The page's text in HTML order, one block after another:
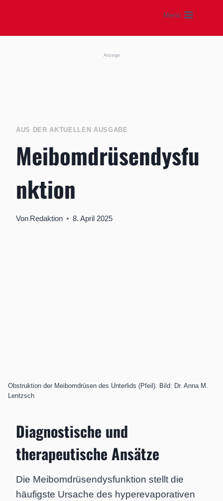
springen
Menü
Anzeige
AUS DER AKTUELLEN AUSGABE
Meibomdrüsendysfu
nktion
Von Redaktion 8. April 2025
Obstruktion der Meibomdrüsen des Unterlids (Pfeil). Bild: Dr. Anna M.
Lentzsch
Diagnostische und
therapeutische Ansätze
Die Meibomdrüsendysfunktion stellt die
häufigste Ursache des hyperevaporativen